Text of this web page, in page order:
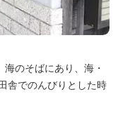
のそばにあり、海・
舎でのんびりとした時